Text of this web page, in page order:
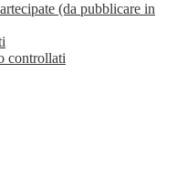
(da pubblicare in
controllati